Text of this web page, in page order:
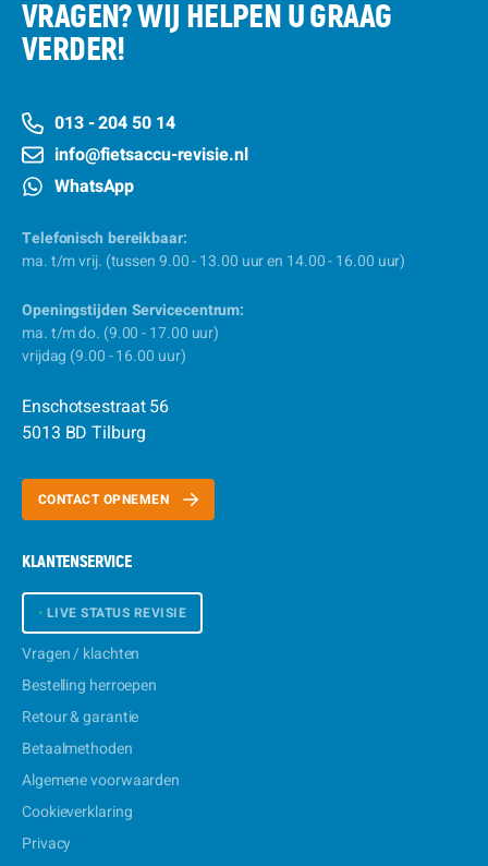
VRAGEN? WIJ HELPEN U GRAAG
VERDER!
013 - 204 50 14
info@fietsaccu-revisie.nl
WhatsApp
Telefonisch bereikbaar:
ma. t/m vrij. (tussen 9.00 - 13.00 uur en 14.00 - 16.00 uur)
Openingstijden Servicecentrum:
ma. t/m do. (9.00 - 17.00 uur)
vrijdag (9.00 - 16.00 uur)
Enschotsestraat 56
5013 BD Tilburg
CONTACT OPNEMEN
KLANTENSERVICE
• LIVE STATUS REVISIE
Vragen / klachten
Bestelling herroepen
Retour & garantie
Betaalmethoden
Algemene voorwaarden
Cookieverklaring
Privacy